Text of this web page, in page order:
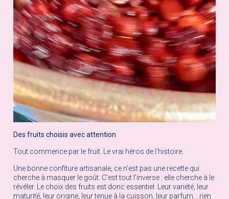
Des fruits choisis avec attention
Tout commence par le fruit. Le vrai héros de l’histoire.
Une bonne confiture artisanale, ce n’est pas une recette qui
cherche à masquer le goût. C’est tout l’inverse : elle cherche à le
révéler. Le choix des fruits est donc essentiel. Leur variété, leur
maturité, leur origine, leur tenue à la cuisson, leur parfum… rien